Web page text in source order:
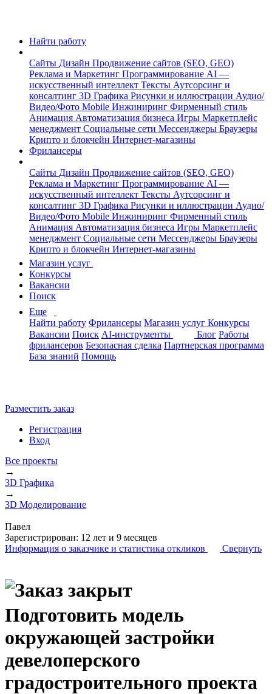
Найти работу
Сайты Дизайн Продвижение сайтов (SEO, GEO)
Реклама и Маркетинг Программирование AI —
искусственный интеллект Тексты Аутсорсинг и
консалтинг 3D Графика Рисунки и иллюстрации Аудио/
Видео/Фото Mobile Инжиниринг Фирменный стиль
Анимация Автоматизация бизнеса Игры Маркетплейс
менеджмент Социальные сети Мессенджеры Браузеры
Крипто и блокчейн Интернет-магазины
Фрилансеры
Сайты Дизайн Продвижение сайтов (SEO, GEO)
Реклама и Маркетинг Программирование AI —
искусственный интеллект Тексты Аутсорсинг и
консалтинг 3D Графика Рисунки и иллюстрации Аудио/
Видео/Фото Mobile Инжиниринг Фирменный стиль
Анимация Автоматизация бизнеса Игры Маркетплейс
менеджмент Социальные сети Мессенджеры Браузеры
Крипто и блокчейн Интернет-магазины
Магазин услуг
Конкурсы
Вакансии
Поиск
Еще
Найти работу Фрилансеры Магазин услуг Конкурсы
Вакансии Поиск AI-инструменты Блог Работы
фрилансеров Безопасная сделка Партнерская программа
База знаний Помощь
Разместить заказ
Регистрация
Вход
Все проекты
→
3D Графика
→
3D Моделирование
Павел
Зарегистрирован: 12 лет и 9 месяцев
Информация о заказчике и статистика откликов Свернуть
Подготовить модель
окружающей застройки
девелоперского
градостроительного проекта